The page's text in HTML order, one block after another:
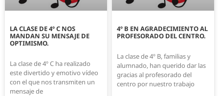
LA CLASE DE 4º C NOS
MANDAN SU MENSAJE DE
OPTIMISMO.
La clase de 4º C ha realizado
este divertido y emotivo vídeo
con el que nos transmiten un
mensaje de
4º B EN AGRADECIMIENTO AL
PROFESORADO DEL CENTRO.
La clase de 4º B, familias y
alumnado, han querido dar las
gracias al profesorado del
centro por nuestro trabajo